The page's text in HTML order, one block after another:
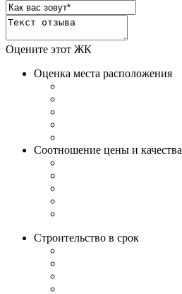
Оцените этот ЖК
Оценка места расположения
Соотношение цены и качества
Строительство в срок